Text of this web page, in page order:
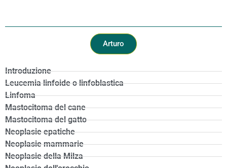
Arturo
Introduzione
Leucemia linfoide o linfoblastica
Linfoma
Mastocitoma del cane
Mastocitoma del gatto
Neoplasie epatiche
Neoplasie mammarie
Neoplasie della Milza